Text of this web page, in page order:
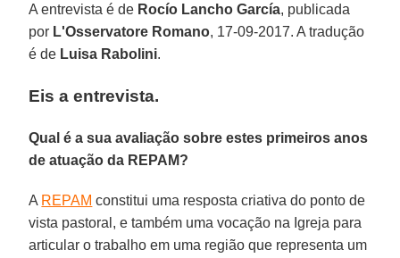
A entrevista é de Rocío Lancho García, publicada
por L'Osservatore Romano, 17-09-2017. A tradução
é de Luisa Rabolini.
Eis a entrevista.
Qual é a sua avaliação sobre estes primeiros anos
de atuação da REPAM?
A REPAM constitui uma resposta criativa do ponto de
vista pastoral, e também uma vocação na Igreja para
articular o trabalho em uma região que representa um